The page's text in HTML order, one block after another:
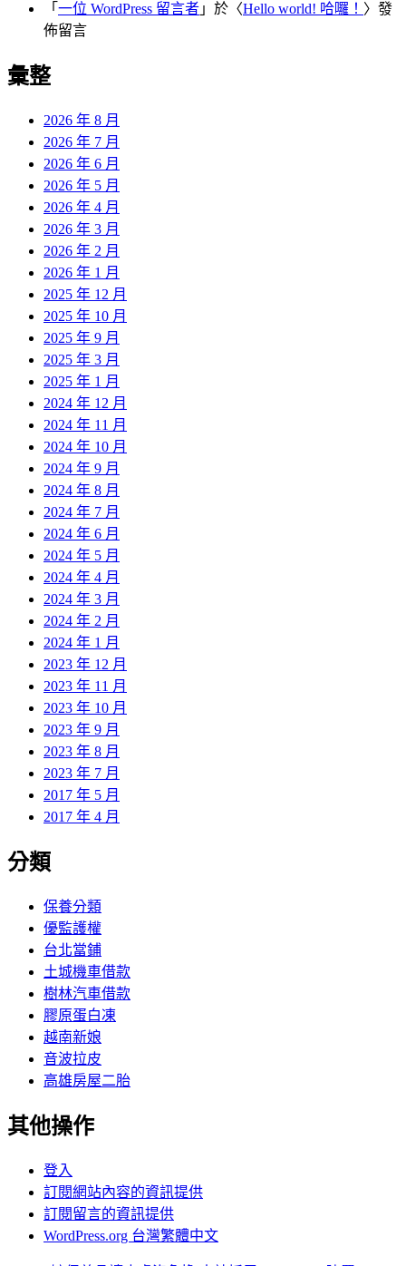
「 一位 WordPress 留言者 」於〈Hello world! 哈囉！ 〉發
佈留言
彙整
2026 年 8 月
2026 年 7 月
2026 年 6 月
2026 年 5 月
2026 年 4 月
2026 年 3 月
2026 年 2 月
2026 年 1 月
2025 年 12 月
2025 年 10 月
2025 年 9 月
2025 年 3 月
2025 年 1 月
2024 年 12 月
2024 年 11 月
2024 年 10 月
2024 年 9 月
2024 年 8 月
2024 年 7 月
2024 年 6 月
2024 年 5 月
2024 年 4 月
2024 年 3 月
2024 年 2 月
2024 年 1 月
2023 年 12 月
2023 年 11 月
2023 年 10 月
2023 年 9 月
2023 年 8 月
2023 年 7 月
2017 年 5 月
2017 年 4 月
分類
保養分類
優監護權
台北當鋪
土城機車借款
樹林汽車借款
膠原蛋白凍
越南新娘
音波拉皮
高雄房屋二胎
其他操作
登入
訂閱網站內容的資訊提供
訂閱留言的資訊提供
WordPress.org 台灣繁體中文